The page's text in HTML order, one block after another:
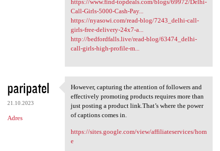
https://www.find-topdeals.com/blogs/69972/Delhi-
Call-Girls-5000-Cash-Pay...
https://nyasowi.com/read-blog/7243_delhi-call-
girls-free-delivery-24x7-a...
http://bedfordfalls.live/read-blog/63474_delhi-
call-girls-high-profile-m...
paripatel
21.10.2023
Adres
However, capturing the
However, capturing the attention of followers and
effectively promoting products requires more than
just posting a product link.That’s where the power
of captions comes in.
https://sites.google.com/view/affiliateservices/hom
e